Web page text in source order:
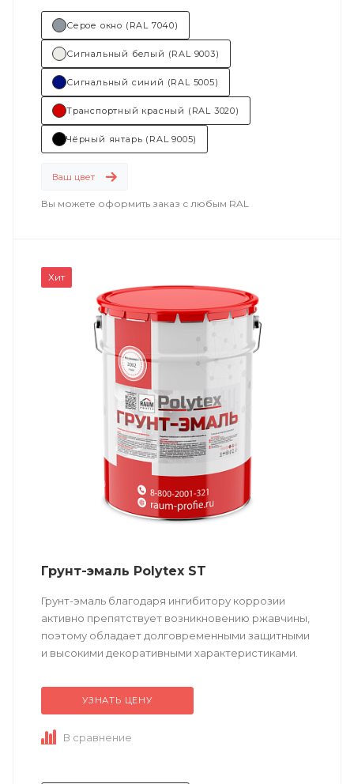
Серое окно (RAL 7040)
Сигнальный белый (RAL 9003)
Сигнальный синий (RAL 5005)
Транспортный красный (RAL 3020)
Чёрный янтарь (RAL 9005)
Ваш цвет
Вы можете оформить заказ с любым RAL
Хит
Грунт-эмаль Polytex ST
Грунт-эмаль благодаря ингибитору коррозии
активно препятствует возникновению ржавчины,
поэтому обладает долговременными защитными
и высокими декоративными характеристиками.
Подходит...
УЗНАТЬ ЦЕНУ
В сравнение